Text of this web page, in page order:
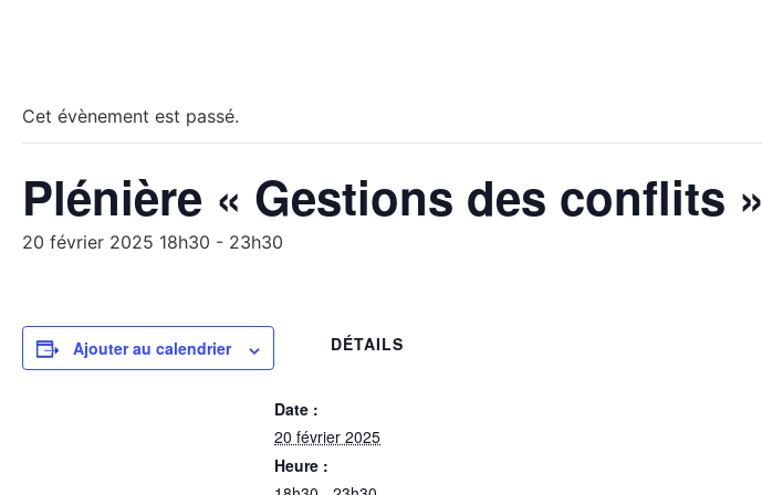
Cet évènement est passé.
Plénière « Gestions des conflits »
20 février 2025 18h30 - 23h30
Ajouter au calendrier DÉTAILS
Date :
20 février 2025
Heure :